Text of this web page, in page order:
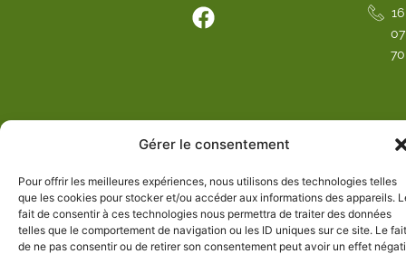
Gérer le consentement
Pour offrir les meilleures expériences, nous utilisons des technologies telles
que les cookies pour stocker et/ou accéder aux informations des appareils.
fait de consentir à ces technologies nous permettra de traiter des données
telles que le comportement de navigation ou les ID uniques sur ce site. Le fait
de ne pas consentir ou de retirer son consentement peut avoir un effet
16
07
70
F
o
o
k